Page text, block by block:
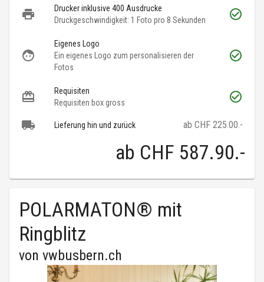
Drucker inklusive 400 Ausdrucke
Druckgeschwindigkeit: 1 Foto pro 8 Sekunden
Eigenes Logo
Ein eigenes Logo zum personalisieren der
Fotos
Requisiten
Requisiten box gross
Lieferung hin und zurück ab CHF 225.00.-
ab CHF 587.90.-
POLARMATON® mit
Ringblitz
von vwbusbern.ch